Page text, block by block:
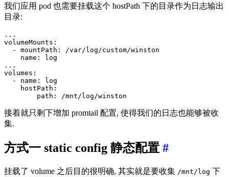
我们应用 pod 也需要挂载这个 hostPath 下的目录作为日志输出
目录:
...
volumeMounts :
- mountPath :
/var/log/custom/winston
name :
log
...
volumes :
- name :
log
hostPath :
path : /mnt/log/winston
接着就只剩下增加 promtail 配置, 使得我们的日志也能够被收
集.
方式一 static config 静态配置 #
挂载了 volume 之后目的很明确, 其实就是要收集 /mnt/log 下